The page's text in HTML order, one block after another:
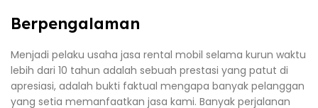
Berpengalaman
Menjadi pelaku usaha jasa rental mobil selama kurun waktu
lebih dari 10 tahun adalah sebuah prestasi yang patut di
apresiasi, adalah bukti faktual mengapa banyak pelanggan
yang setia memanfaatkan jasa kami. Banyak perjalanan